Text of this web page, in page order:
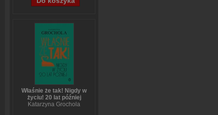
Właśnie że tak! Nigdy w
życiu! 20 lat później
Katarzyna Grochola